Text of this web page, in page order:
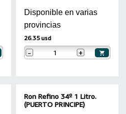
Disponible en varias
provincias
26.35 usd
- +
Ron Refino 34º 1 Litro.
(PUERTO PRINCIPE)